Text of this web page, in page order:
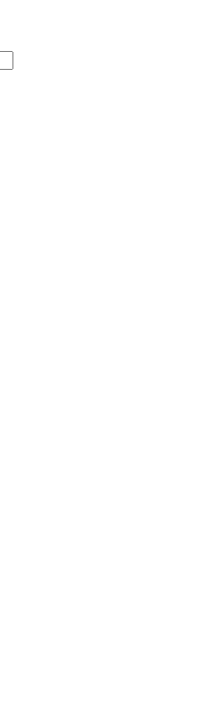
Search